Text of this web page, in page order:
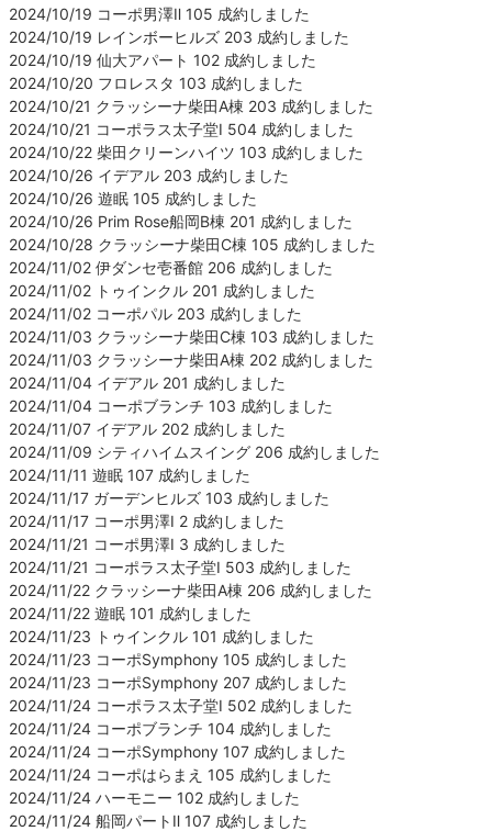
2024/10/19 コーポ男澤Ⅱ 105 成約しました
2024/10/19 レインボーヒルズ 203 成約しました
2024/10/19 仙大アパート 102 成約しました
2024/10/20 フロレスタ 103 成約しました
2024/10/21 クラッシーナ柴田A棟 203 成約しました
2024/10/21 コーポラス太子堂Ⅰ 504 成約しました
2024/10/22 柴田クリーンハイツ 103 成約しました
2024/10/26 イデアル 203 成約しました
2024/10/26 遊眠 105 成約しました
2024/10/26 Prim Rose船岡B棟 201 成約しました
2024/10/28 クラッシーナ柴田C棟 105 成約しました
2024/11/02 伊ダンセ壱番館 206 成約しました
2024/11/02 トゥインクル 201 成約しました
2024/11/02 コーポパル 203 成約しました
2024/11/03 クラッシーナ柴田C棟 103 成約しました
2024/11/03 クラッシーナ柴田A棟 202 成約しました
2024/11/04 イデアル 201 成約しました
2024/11/04 コーポブランチ 103 成約しました
2024/11/07 イデアル 202 成約しました
2024/11/09 シティハイムスイング 206 成約しました
2024/11/11 遊眠 107 成約しました
2024/11/17 ガーデンヒルズ 103 成約しました
2024/11/17 コーポ男澤Ⅰ 2 成約しました
2024/11/21 コーポ男澤Ⅰ 3 成約しました
2024/11/21 コーポラス太子堂Ⅰ 503 成約しました
2024/11/22 クラッシーナ柴田A棟 206 成約しました
2024/11/22 遊眠 101 成約しました
2024/11/23 トゥインクル 101 成約しました
2024/11/23 コーポSymphony 105 成約しました
2024/11/23 コーポSymphony 207 成約しました
2024/11/24 コーポラス太子堂Ⅰ 502 成約しました
2024/11/24 コーポブランチ 104 成約しました
2024/11/24 コーポSymphony 107 成約しました
2024/11/24 コーポはらまえ 105 成約しました
2024/11/24 ハーモニー 102 成約しました
2024/11/24 船岡パートⅡ 107 成約しました